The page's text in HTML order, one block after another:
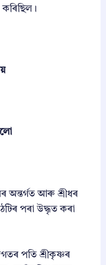
অন্তৰ্গত আৰু শ্ৰীধৰ
পৰা উদ্ধৃত কৰা
পতি শ্ৰীকৃষ্ণৰ